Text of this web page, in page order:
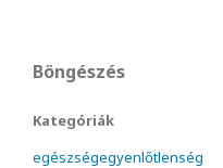
Böngészés
Kategóriák
egészségegyenlőtlenség